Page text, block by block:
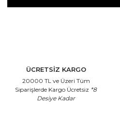
ÜCRETSİZ KARGO
20000 TL ve Üzeri Tüm
Siparişlerde Kargo Ücretsiz *8
Desiye Kadar